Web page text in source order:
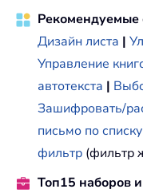
Дизайн листа |
Управление
автотекста |
Зашифровать/
письмо по списку
фильтр (фильтр
Топ15 наборов